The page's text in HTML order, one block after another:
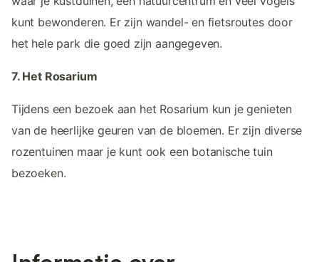
kunt bewonderen. Er zijn wandel- en fietsroutes door
het hele park die goed zijn aangegeven.
7. Het Rosarium
Tijdens een bezoek aan het Rosarium kun je genieten
van de heerlijke geuren van de bloemen. Er zijn diverse
rozentuinen maar je kunt ook een botanische tuin
bezoeken.